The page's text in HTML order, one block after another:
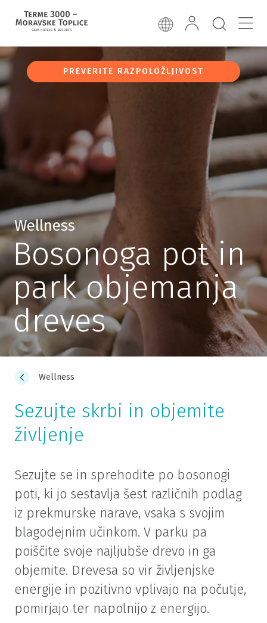
PREVERITE RAZPOLOŽLJIVOST
Wellness
Bosonoga pot in
park objemanja
dreves
Wellness
Sezujte skrbi in objemite
življenje
Sezujte se in sprehodite po bosonogi
poti, ki jo sestavlja šest različnih podlag
iz prekmurske narave, vsaka s svojim
blagodejnim učinkom. V parku pa
poiščite svoje najljubše drevo in ga
objemite. Drevesa so vir življenjske
energije in pozitivno vplivajo na počutje,
pomirjajo ter napolnijo z energijo.